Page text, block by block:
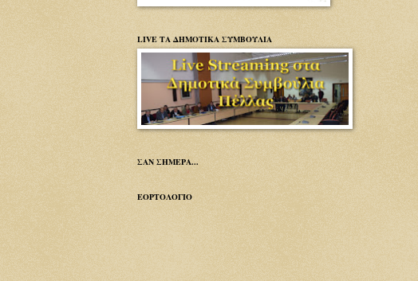
LIVE ΤΑ ΔΗΜΟΤΙΚΑ ΣΥΜΒΟΥΛΙΑ
ΣΑΝ ΣΗΜΕΡΑ...
ΕΟΡΤΟΛΟΓΙΟ